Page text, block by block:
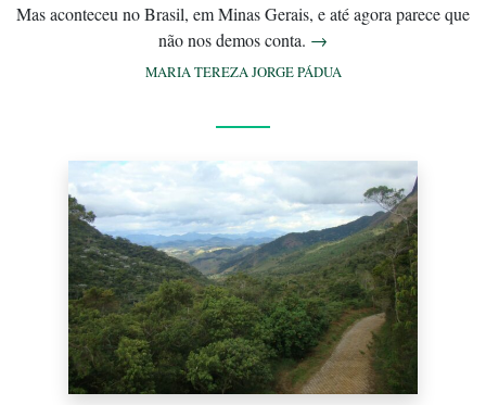
Mas aconteceu no Brasil, em Minas Gerais, e até agora parece que
não nos demos conta. →
MARIA TEREZA JORGE PÁDUA